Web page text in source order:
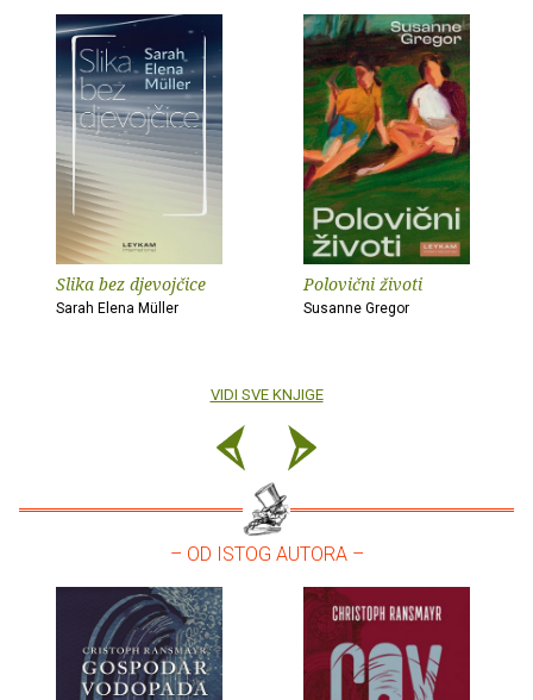
Slika bez djevojčice
Sarah Elena Müller
Polovični životi
Susanne Gregor
VIDI SVE KNJIGE
– OD ISTOG AUTORA –